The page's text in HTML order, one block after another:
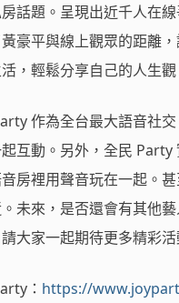
話題。呈現出近千人在
豪平與線上觀眾的距離
，輕鬆分享自己的人生觀
作為全台最大語音社
互動。另外，全民
房裡用聲音玩在一起。
未來，是否還會有其他
大家一起期待更多精彩活
： https://